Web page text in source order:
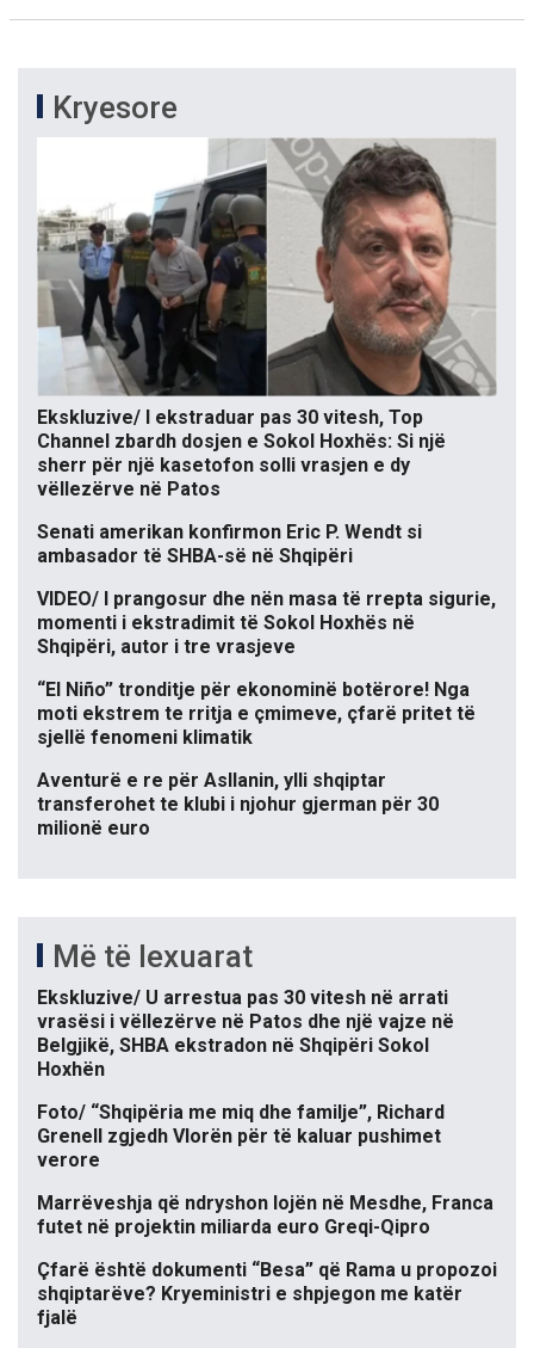
Kryesore
Ekskluzive/ I ekstraduar pas 30 vitesh, Top
Channel zbardh dosjen e Sokol Hoxhës: Si një
sherr për një kasetofon solli vrasjen e dy
vëllezërve në Patos
Senati amerikan konfirmon Eric P. Wendt si
ambasador të SHBA-së në Shqipëri
VIDEO/ I prangosur dhe nën masa të rrepta sigurie,
momenti i ekstradimit të Sokol Hoxhës në
Shqipëri, autor i tre vrasjeve
“El Niño” tronditje për ekonominë botërore! Nga
moti ekstrem te rritja e çmimeve, çfarë pritet të
sjellë fenomeni klimatik
Aventurë e re për Asllanin, ylli shqiptar
transferohet te klubi i njohur gjerman për 30
milionë euro
Më të lexuarat
Ekskluzive/ U arrestua pas 30 vitesh në arrati
vrasësi i vëllezërve në Patos dhe një vajze në
Belgjikë, SHBA ekstradon në Shqipëri Sokol
Hoxhën
Foto/ “Shqipëria me miq dhe familje”, Richard
Grenell zgjedh Vlorën për të kaluar pushimet
verore
Marrëveshja që ndryshon lojën në Mesdhe, Franca
futet në projektin miliarda euro Greqi-Qipro
Çfarë është dokumenti “Besa” që Rama u propozoi
shqiptarëve? Kryeministri e shpjegon me katër
fjalë